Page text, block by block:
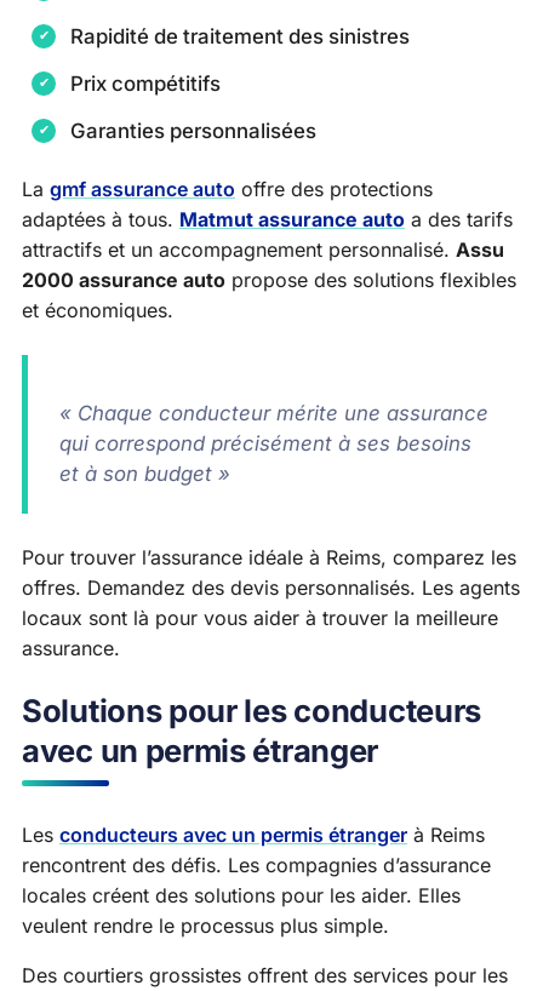
Rapidité de traitement des sinistres
Prix compétitifs
Garanties personnalisées
La gmf assurance auto offre des protections
adaptées à tous. Matmut assurance auto a des tarifs
attractifs et un accompagnement personnalisé. Assu
2000 assurance auto propose des solutions flexibles
et économiques.
« Chaque conducteur mérite une assurance
qui correspond précisément à ses besoins
et à son budget »
Pour trouver l’assurance idéale à Reims, comparez les
offres. Demandez des devis personnalisés. Les agents
locaux sont là pour vous aider à trouver la meilleure
assurance.
Solutions pour les conducteurs
avec un permis étranger
Les conducteurs avec un permis étranger à Reims
rencontrent des défis. Les compagnies d’assurance
locales créent des solutions pour les aider. Elles
veulent rendre le processus plus simple.
Des courtiers grossistes offrent des services pour les